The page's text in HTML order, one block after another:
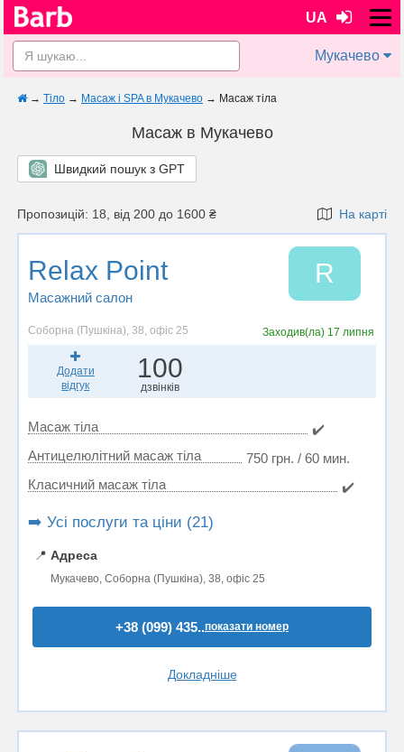
UA
Мукачево
→ Тіло → Масаж і SPA в Мукачево → Масаж тіла
Масаж в Мукачево
Швидкий пошук з GPT
Пропозицій: 18, від 200 до 1600 ₴ На карті
Relax Point
Масажний салон
R
Соборна (Пушкіна), 38, офіс 25 Заходив(ла) 17 липня
Додати
відгук
100
дзвінків
Масаж тіла
✔️
Антицелюлітний масаж тіла
750 грн. / 60 мин.
Класичний масаж тіла
✔️
➡️ Усі послуги та ціни (21)
📍 Адреса
Мукачево, Соборна (Пушкіна), 38, офіс 25
+38 (099) 435..показати номер
Докладніше